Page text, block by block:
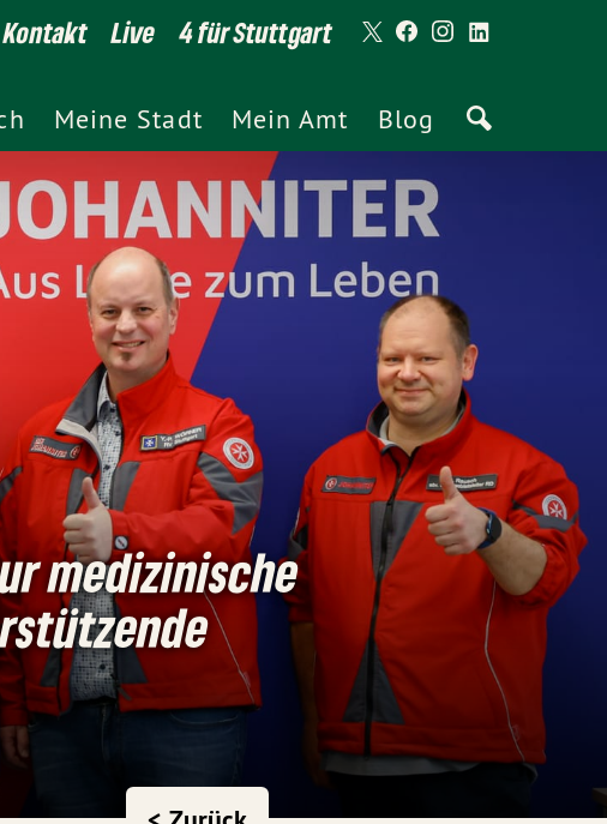
Kontakt Live 4 für Stuttgart
Meine Stadt Mein Amt Blog
medizinische